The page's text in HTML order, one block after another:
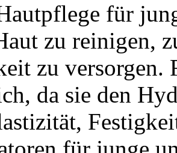
für
zu reinigen,
zu
da sie den